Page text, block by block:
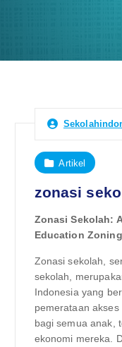
Artikel
zonasi
Zonasi Sekolah:
Education
Zonasi sekolah,
sekolah,
Indonesia yang
pemerataan
bagi semua anak,
ekonomi mereka.